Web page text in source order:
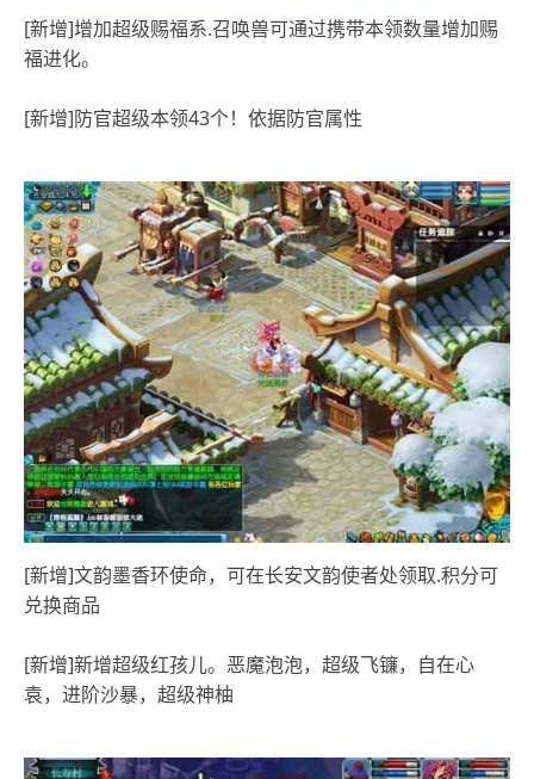
[新增]增加超级赐福系.召唤兽可通过携带本领数量增加赐
福进化。
[新增]防官超级本领43个！依据防官属性
[新增]文韵墨香环使命，可在长安文韵使者处领取.积分可
兑换商品
[新增]新增超级红孩儿。恶魔泡泡，超级飞镰，自在心
袁，进阶沙暴，超级神柚